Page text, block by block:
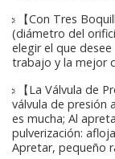
☼【Con Tres
(diámetro del
elegir el que
trabajo y la mejor
☼【La Válvula de
válvula de presión
es mucha; Al
pulverización:
Apretar, pequeño